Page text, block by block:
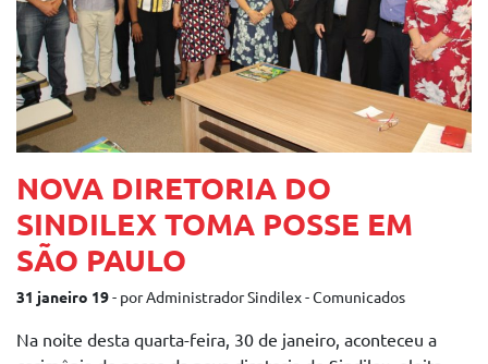
NOVA DIRETORIA DO
SINDILEX TOMA POSSE EM
SÃO PAULO
31 janeiro 19- por Administrador Sindilex - Comunicados
Na noite desta quarta-feira, 30 de janeiro, aconteceu a